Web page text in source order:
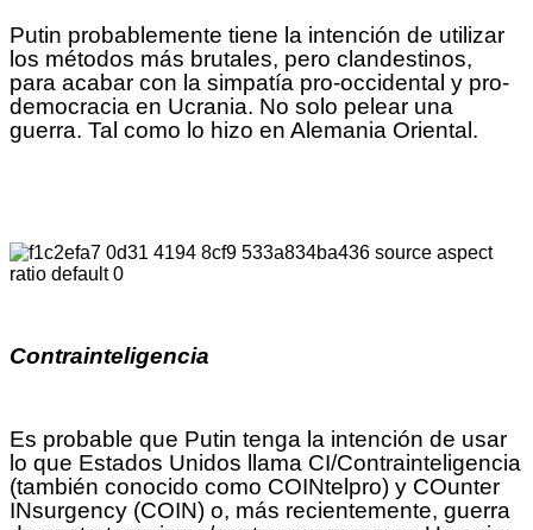
Putin probablemente tiene la intención de utilizar
los métodos más brutales, pero clandestinos,
para acabar con la simpatía pro-occidental y pro-
democracia en Ucrania. No solo pelear una
guerra. Tal como lo hizo en Alemania Oriental.
Contrainteligencia
Es probable que Putin tenga la intención de usar
lo que Estados Unidos llama CI/Contrainteligencia
(también conocido como COINtelpro) y COunter
INsurgency (COIN) o, más recientemente, guerra